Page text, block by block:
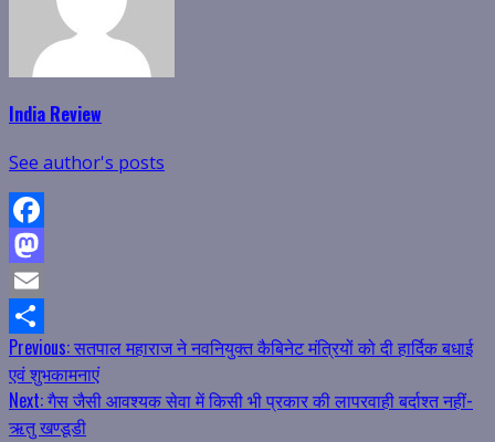
India Review
See author's posts
Facebook
Mastodon
Email
Share
Continue
Reading
Previous:सतपाल महाराज ने नवनियुक्त कैबिनेट मंत्रियों को दी हार्दिक बधाई
एवं शुभकामनाएं
Next:गैस जैसी आवश्यक सेवा में किसी भी प्रकार की लापरवाही बर्दाश्त नहीं-
ऋतु खण्डूडी